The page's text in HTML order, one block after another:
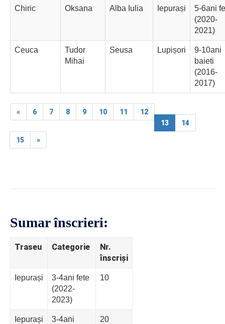
Chiric Oksana Alba Iulia Iepurași
5-6ani
(2020-
2021)
Ceuca
Tudor
Mihai
Seusa Lupișori
9-10ani
baieti
(2016-
2017)
« 6 7 8 9 10 11
12
13
14
15 »
Sumar înscrieri:
Traseu Categorie
Nr.
înscriși
Iepurași
3-4ani fete
(2022-
2023)
10
Iepurași
3-4ani
20